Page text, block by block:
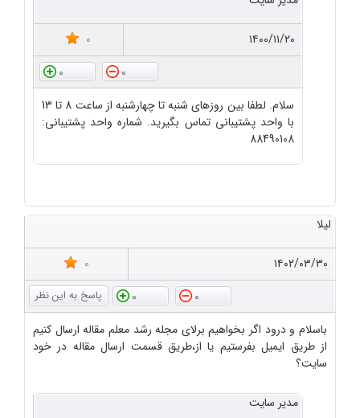
۱۴۰۰/۱۱/۲۰
0
0
0
سلام. لطفا بین روزهای شنبه تا چهارشنبه از ساعت 8 تا 13
با واحد پشتیبانی تماس بگیرید. شماره واحد پشتیبانی:
88490108
لیلا
۱۴۰۲/۰۳/۳۰
0
0
0
باسلام و درود اگر بخواهیم برلای مجله رشد معلم مقاله ارسال کنیم
از طریق ایمیل بفرستیم یا از،طریق قسمت ارسال مقاله در خود
سایت؟
مدیر سایت